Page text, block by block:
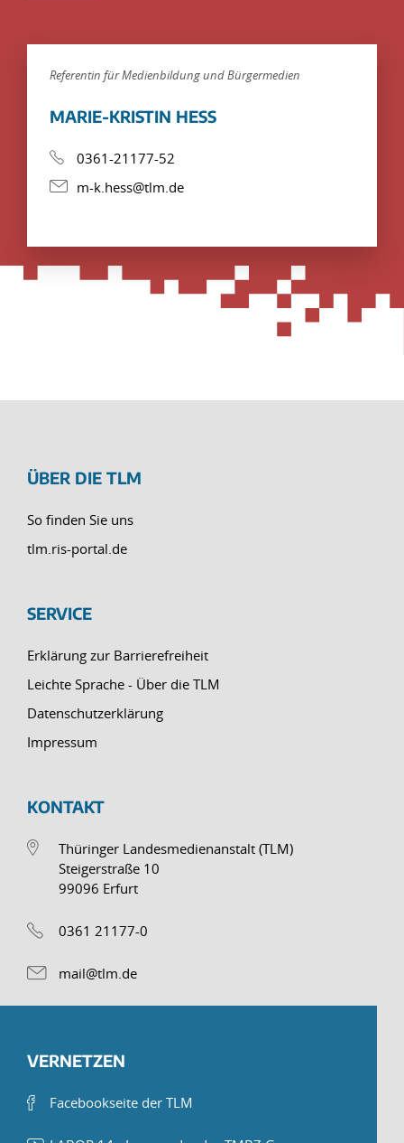
Referentin für Medienbildung und Bürgermedien
MARIE-KRISTIN HESS
0361-21177-52
m-k.hess@tlm.de
ÜBER DIE TLM
So finden Sie uns
tlm.ris-portal.de
SERVICE
Erklärung zur Barrierefreiheit
Leichte Sprache - Über die TLM
Datenschutzerklärung
Impressum
KONTAKT
Thüringer Landesmedienanstalt (TLM)
Steigerstraße 10
99096 Erfurt
0361 21177-0
mail@tlm.de
VERNETZEN
Facebookseite der TLM